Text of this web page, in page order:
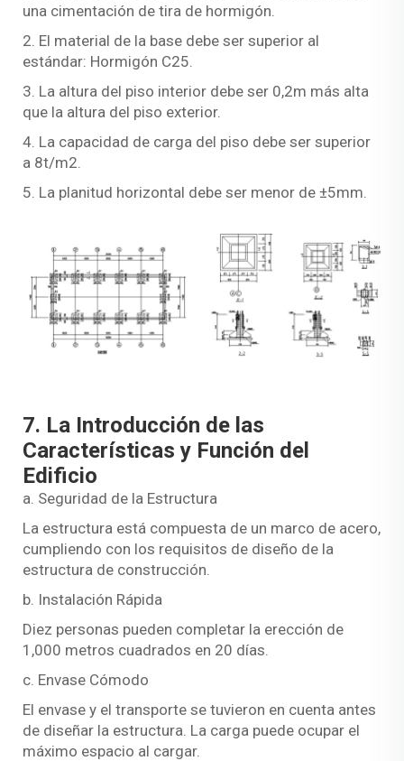
una cimentación de tira de hormigón.
2. El material de la base debe ser superior al
estándar: Hormigón C25.
3. La altura del piso interior debe ser 0,2m más alta
que la altura del piso exterior.
4. La capacidad de carga del piso debe ser superior
a 8t/m2.
5. La planitud horizontal debe ser menor de ±5mm.
7. La Introducción de las
Características y Función del
Edificio
a. Seguridad de la Estructura
La estructura está compuesta de un marco de acero,
cumpliendo con los requisitos de diseño de la
estructura de construcción.
b. Instalación Rápida
Diez personas pueden completar la erección de
1,000 metros cuadrados en 20 días.
c. Envase Cómodo
El envase y el transporte se tuvieron en cuenta antes
de diseñar la estructura. La carga puede ocupar el
máximo espacio al cargar.